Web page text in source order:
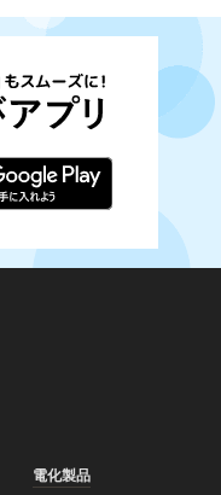
時間帯をご入力くださ
ない地域がございま
場合は、必ず備考欄
い。
するかご確認くださ
る場合は、別途「送
変更はできません。
い。
けの際に不在が続き
ねます。
る場合は、送料をご
電化製品